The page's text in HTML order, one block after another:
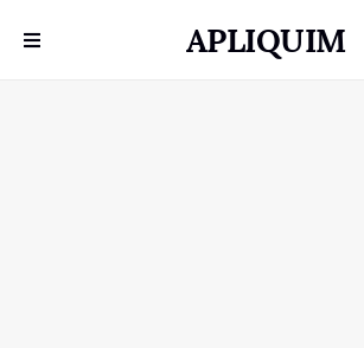
APLIQUIM